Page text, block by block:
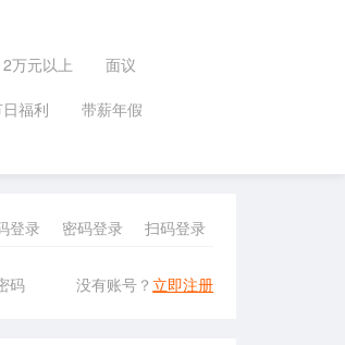
2万元以上
面议
福利
带薪年假
登录 密码登录 扫码登录
码 没有账号？ 立即注册